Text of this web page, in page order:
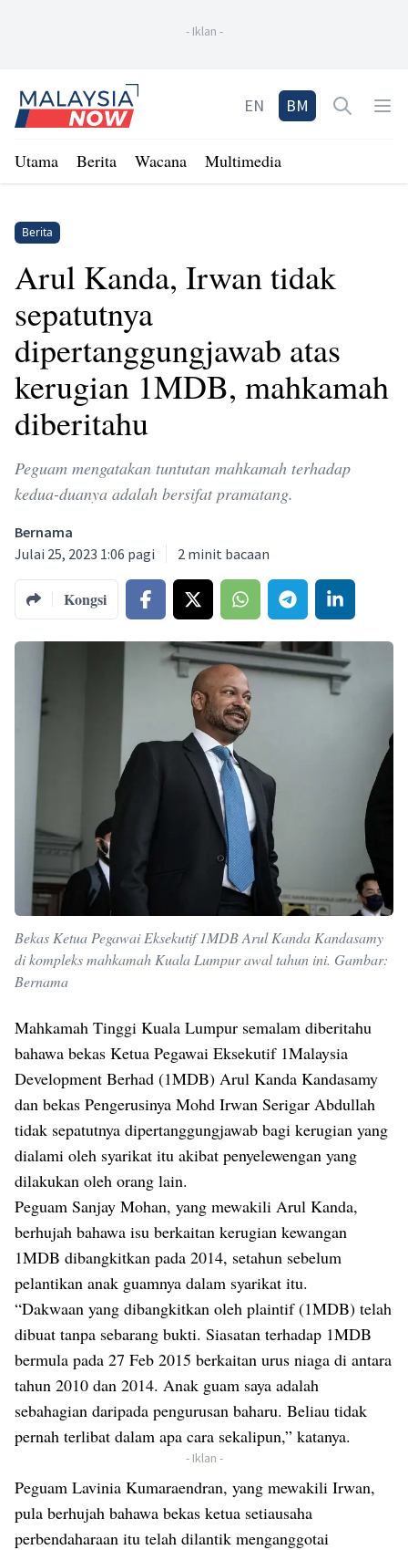
- Iklan -
Home
EN BM Open
Utama Berita Wacana Multimedia
Berita
Arul Kanda, Irwan tidak
sepatutnya
dipertanggungjawab atas
kerugian 1MDB, mahkamah
diberitahu
Peguam mengatakan tuntutan mahkamah terhadap
kedua-duanya adalah bersifat pramatang.
Bernama
Julai 25, 2023 1:06 pagi
2 minit bacaan
Kongsi
Bekas Ketua Pegawai Eksekutif 1MDB Arul Kanda Kandasamy
di kompleks mahkamah Kuala Lumpur awal tahun ini. Gambar:
Bernama
Mahkamah Tinggi Kuala Lumpur semalam diberitahu
bahawa bekas Ketua Pegawai Eksekutif 1Malaysia
Development Berhad (1MDB) Arul Kanda Kandasamy
dan bekas Pengerusinya Mohd Irwan Serigar Abdullah
tidak sepatutnya dipertanggungjawab bagi kerugian yang
dialami oleh syarikat itu akibat penyelewengan yang
dilakukan oleh orang lain.
Peguam Sanjay Mohan, yang mewakili Arul Kanda,
berhujah bahawa isu berkaitan kerugian kewangan
1MDB dibangkitkan pada 2014, setahun sebelum
pelantikan anak guamnya dalam syarikat itu.
“Dakwaan yang dibangkitkan oleh plaintif (1MDB) telah
dibuat tanpa sebarang bukti. Siasatan terhadap 1MDB
bermula pada 27 Feb 2015 berkaitan urus niaga di antara
tahun 2010 dan 2014. Anak guam saya adalah
sebahagian daripada pengurusan baharu. Beliau tidak
pernah terlibat dalam apa cara sekalipun,” katanya.
- Iklan -
Peguam Lavinia Kumaraendran, yang mewakili Irwan,
pula berhujah bahawa bekas ketua setiausaha
perbendaharaan itu telah dilantik menganggotai